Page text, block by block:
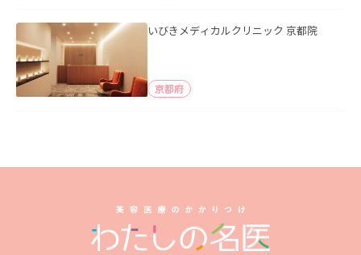
いびきメディカルクリニック 京都院
京都府